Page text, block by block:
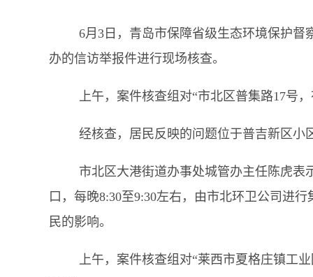
6月3日，青岛市保障省级生态环境保护督
办的信访举报件进行现场核查。
上午，案件核查组对“市北区普集路17号
经核查，居民反映的问题位于普吉新区小
市北区大港街道办事处城管办主任陈虎
口，每晚8:30至9:30左右，由市北环卫公司进
民的影响。
上午，案件核查组对“莱西市夏格庄镇工